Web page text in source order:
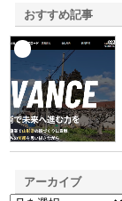
おすすめ記事
アーカイブ